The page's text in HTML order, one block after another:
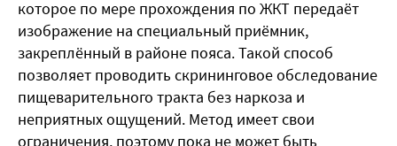
которое по мере прохождения по ЖКТ передаёт
изображение на специальный приёмник,
закреплённый в районе пояса. Такой способ
позволяет проводить скрининговое обследование
пищеварительного тракта без наркоза и
неприятных ощущений. Метод имеет свои
ограничения, поэтому пока не может быть